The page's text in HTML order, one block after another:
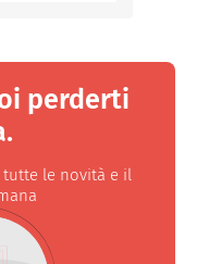
perderti
tutte le novità e il